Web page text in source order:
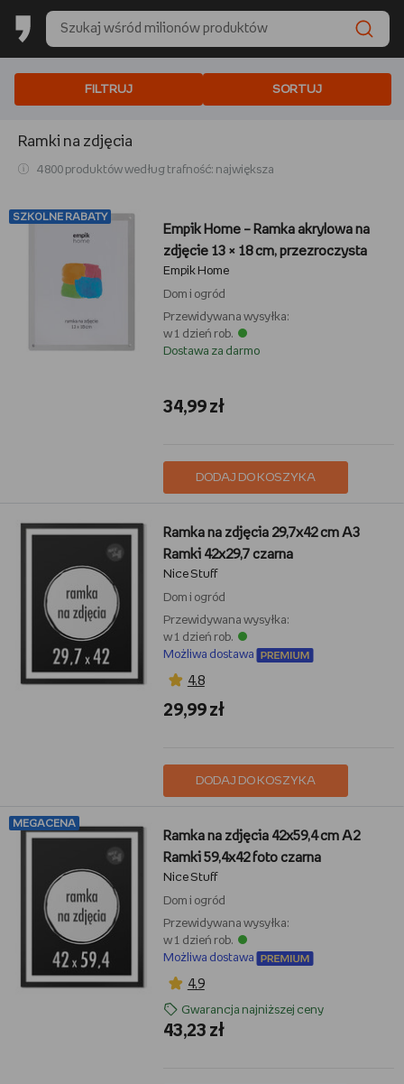
FILTRUJ SORTUJ
Ramki na zdjęcia
4 800 produktów według trafność: największa
SZKOLNE RABATY
Empik Home – Ramka akrylowa na
zdjęcie 13 × 18 cm, przezroczysta
Empik Home
Dom i ogród
Przewidywana wysyłka:
w 1 dzień rob.
Dostawa za darmo
34,99 zł
DODAJ DO KOSZYKA
Ramka na zdjęcia 29,7x42 cm A3
Ramki 42x29,7 czarna
Nice Stuff
Dom i ogród
Przewidywana wysyłka:
w 1 dzień rob.
Możliwa dostawa
4,8
29,99 zł
DODAJ DO KOSZYKA
MEGACENA
Ramka na zdjęcia 42x59,4 cm A2
Ramki 59,4x42 foto czarna
Nice Stuff
Dom i ogród
Przewidywana wysyłka:
w 1 dzień rob.
Możliwa dostawa
4,9
Gwarancja najniższej ceny
43,23 zł